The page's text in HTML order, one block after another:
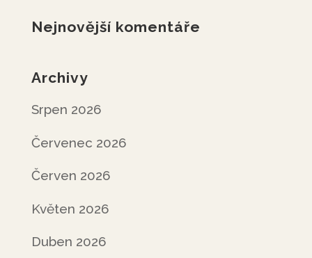
Nejnovější komentáře
Archivy
Srpen 2026
Červenec 2026
Červen 2026
Květen 2026
Duben 2026